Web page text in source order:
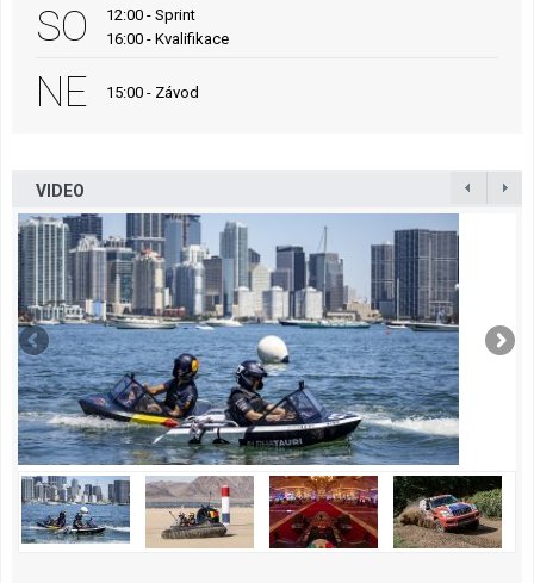
SO
12:00 - Sprint
16:00 - Kvalifikace
NE 15:00 - Závod
VIDEO